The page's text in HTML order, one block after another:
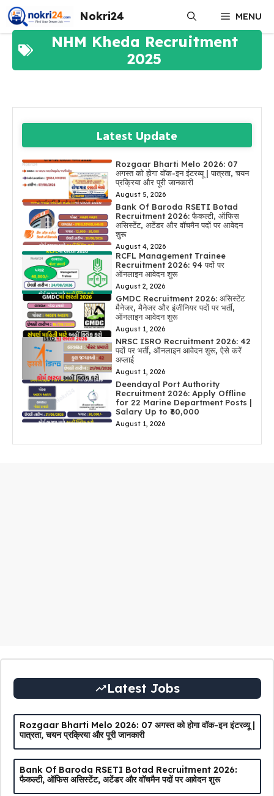
Skip
to
content
Nokri24 MENU
NHM Kheda Recruitment
2025
Latest Update
Rozgaar Bharti Melo 2026: 07
अगस्त को होगा वॉक-इन इंटरव्यू | पात्रता, चयन
प्रक्रिया और पूरी जानकारी
August 5, 2026
Bank Of Baroda RSETI Botad
Recruitment 2026: फैकल्टी, ऑफिस
असिस्टेंट, अटेंडर और वॉचमैन पदों पर आवेदन
शुरू
August 4, 2026
RCFL Management Trainee
Recruitment 2026: 94 पदों पर
ऑनलाइन आवेदन शुरू
August 2, 2026
GMDC Recruitment 2026: असिस्टेंट
मैनेजर, मैनेजर और इंजीनियर पदों पर भर्ती,
ऑनलाइन आवेदन शुरू
August 1, 2026
NRSC ISRO Recruitment 2026: 42
पदों पर भर्ती, ऑनलाइन आवेदन शुरू, ऐसे करें
अप्लाई
August 1, 2026
Deendayal Port Authority
Recruitment 2026: Apply Offline
for 22 Marine Department Posts |
Salary Up to ₹60,000
August 1, 2026
Latest Jobs
Rozgaar Bharti Melo 2026: 07 अगस्त को होगा वॉक-इन इंटरव्यू |
पात्रता, चयन प्रक्रिया और पूरी जानकारी
Bank Of Baroda RSETI Botad Recruitment 2026:
फैकल्टी, ऑफिस असिस्टेंट, अटेंडर और वॉचमैन पदों पर आवेदन शुरू